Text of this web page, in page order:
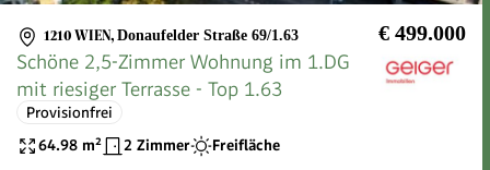
1210 WIEN, Donaufelder Straße 69/1.63 € 499.000
Schöne 2,5-Zimmer Wohnung im 1.DG
mit riesiger Terrasse - Top 1.63
Provisionfrei
64.98 m² 2 Zimmer Freifläche